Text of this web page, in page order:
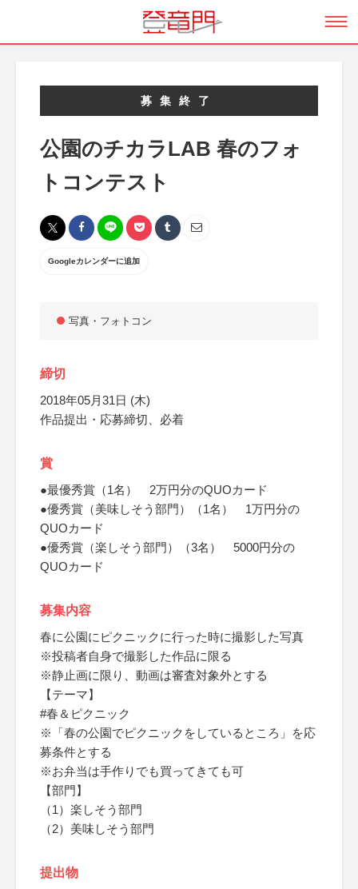
募集終了
公園のチカラLAB 春のフォ
トコンテスト
Googleカレンダーに追加
写真・フォトコン
締切
2018年05月31日 (木)
作品提出・応募締切、必着
賞
●最優秀賞（1名） 2万円分のQUOカード
●優秀賞（美味しそう部門）（1名） 1万円分の
QUOカード
●優秀賞（楽しそう部門）（3名） 5000円分の
QUOカード
募集内容
春に公園にピクニックに行った時に撮影した写真
※投稿者自身で撮影した作品に限る
※静止画に限り、動画は審査対象外とする
【テーマ】
#春＆ピクニック
※「春の公園でピクニックをしているところ」を応
募条件とする
※お弁当は手作りでも買ってきても可
【部門】
（1）楽しそう部門
（2）美味しそう部門
提出物